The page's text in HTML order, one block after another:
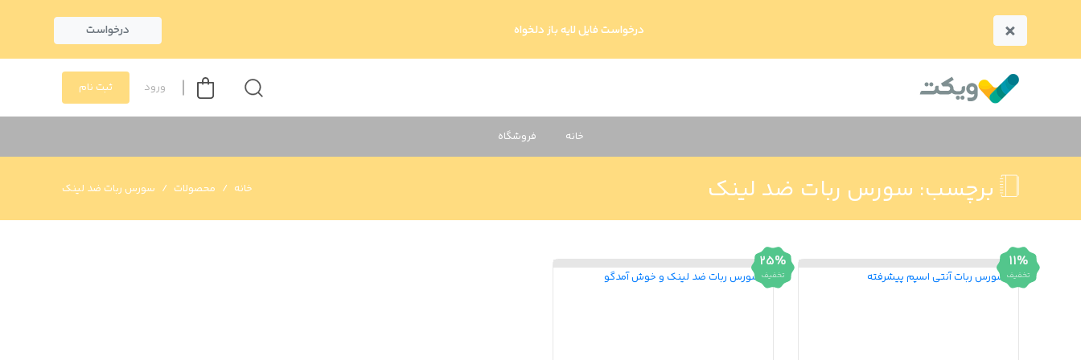
× درخواست فایل لایه باز دلخواه درخواست
ورود ثبت نام
خانه فروشگاه
برچسب: سورس ربات ضد لینک خانه محصولات سورس ربات ضد لینک
11%
تخفیف
25%
تخفیف